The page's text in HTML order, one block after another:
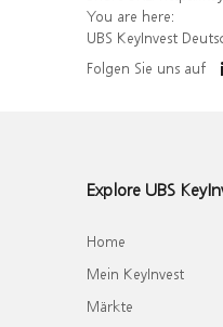
You are here:
UBS KeyInvest
Folgen Sie uns auf
Explore UBS
Home
Mein KeyInvest
Märkte